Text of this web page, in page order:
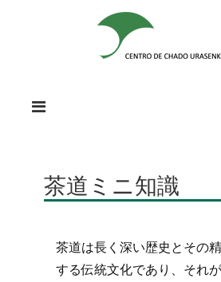
茶道ミニ知識
茶道は長く深い歴史とその
する伝統文化であり、それ